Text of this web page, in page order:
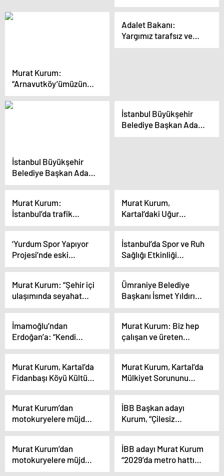
Başkan Adayı Birol
lokma dağıtımına
katıldı
Murat Kurum:
“Arnavutköy’ümüzün
derelerini tamamen
ıslah edeceğiz”
Adalet Bakanı:
Yargımız tarafsız ve
bağımsızdır, darbeciler
İstanbul Büyükşehir
Belediye Başkan Adayı
Kurum: “15 Nisan’da
başlayacağız”
İstanbul Büyükşehir
Belediye Başkan Adayı
Murat Kurum,
Murat Kurum:
İstanbul’da trafik
çilesini bitireceğiz
Murat Kurum,
Kartal’daki Uğur
Mumcu Cemevi’ni
‘Yurdum Spor Yapıyor
Projesi’nde eski
futbolcular sahaya indi
İstanbul’da Spor ve Ruh
Sağlığı Etkinliği
Düzenlendi
Murat Kurum: “Şehir içi
ulaşımında seyahat
süresini yüzde 20
Ümraniye Belediye
Başkanı İsmet Yıldırım:
İstanbul hizmetlerle
İmamoğlu’ndan
Erdoğan’a: “Kendi
Kazanırsa Demokrasi,
Kazanırsa Yanlışlık. 6
Mayıs 2019’da Milli
İradeye Darbe Yaptılar,
Darbe!”
Murat Kurum: Biz hep
çalışan ve üreten
taraftayız
Murat Kurum, Kartal’da
Fidanbaşı Köyü Kültür
Yardımlaşma ve
ziyaret etti
Murat Kurum, Kartal’da
Mülkiyet Sorununu
Çözeceğini Söyledi
Murat Kurum’dan
motokuryelere müjde:
“Motorcu dostu
uzunluklarını
artıracağız”
İBB Başkan adayı
Kurum, “Çilesiz
İstanbul” programında
projelerini anlattı
Açıklaması
Murat Kurum’dan
motokuryelere müjde:
“Motorcu dostu
İBB adayı Murat Kurum
“2029’da metro hattı
uzunluğunu 650